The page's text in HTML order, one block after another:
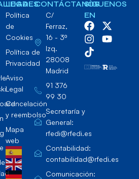
LEGAL
Política
de
Cookies
Política de
Privacidad
Aviso
Legal
Cancelación
y reembolso
Mapa
web
CONTÁCTANOS
C/
Ferraz,
16 - 3º
Izq.
28008
Madrid
91 376
99 30
Secretaría y
General:
rfedi@rfedi.es
Contabilidad:
contabilidad@rfedi.es
Comunicación:
SÍGUENOS
EN